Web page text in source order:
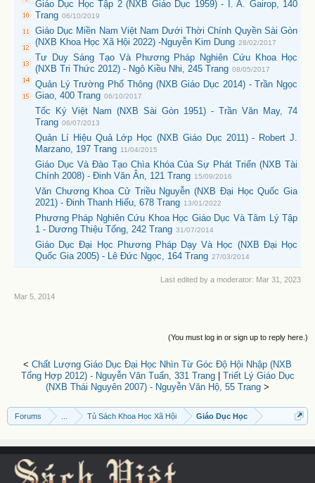
Giáo Dục Học Tập 2 (NXB Giáo Dục 1959) - I. A. Gairop, 140
Trang 06/10/2019
Giáo Dục Miền Nam Việt Nam Dưới Thời Chính Quyền Sài Gòn
(NXB Khoa Học Xã Hội 2022) -Nguyễn Kim Dung 28/02/2017
Tư Duy Sáng Tạo Và Phương Pháp Nghiên Cứu Khoa Học
(NXB Tri Thức 2012) - Ngô Kiều Nhi, 245 Trang 08/05/2017
Quản Lý Trường Phổ Thông (NXB Giáo Dục 2014) - Trần Ngọc
Giao, 400 Trang 06/10/2017
Tốc Ký Việt Nam (NXB Sài Gòn 1951) - Trần Văn May, 74
Trang 06/07/2013
Quản Lí Hiệu Quả Lớp Học (NXB Giáo Dục 2011) - Robert J.
Marzano, 197 Trang 11/04/2015
Giáo Dục Và Đào Tạo Chìa Khóa Của Sự Phát Triển (NXB Tài
Chính 2008) - Đinh Văn Ân, 121 Trang 15/09/2016
Văn Chương Khoa Cử Triều Nguyễn (NXB Đại Học Quốc Gia
2021) - Đinh Thanh Hiếu, 678 Trang 13/01/2022
Phương Pháp Nghiên Cứu Khoa Học Giáo Dục Và Tâm Lý Tập
1 - Dương Thiệu Tống, 242 Trang 31/07/2014
Giáo Dục Đại Học Phương Pháp Dạy Và Học (NXB Đại Học
Quốc Gia 2005) - Lê Đức Ngọc, 164 Trang 27/03/2014
Last edited by a moderator: Mar 31, 2023
Mar 5, 2014
(You must log in or sign up to reply here.)
< Chất Lượng Giáo Dục Đại Học Nhìn Từ Góc Độ Hội Nhập (NXB
Tổng Hợp 2012) - Nguyễn Văn Tuấn, 331 Trang| Triết Lý Giáo Dục
(NXB Thái Nguyên 2007) - Nguyễn Văn Hộ, 55 Trang >
Forums Tủ Sách Khoa Học Xã Hội Giáo Dục Học